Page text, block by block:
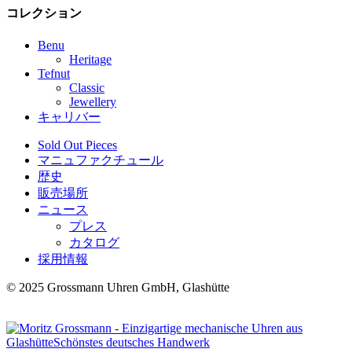
コレクション
Benu
Heritage
Tefnut
Classic
Jewellery
キャリバー
Sold Out Pieces
マニュファクチュール
歴史
販売場所
ニュース
プレス
カタログ
採用情報
© 2025 Grossmann Uhren GmbH, Glashütte